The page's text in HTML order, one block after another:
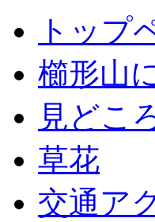
トップ
櫛形山
見どこ
草花
交通ア